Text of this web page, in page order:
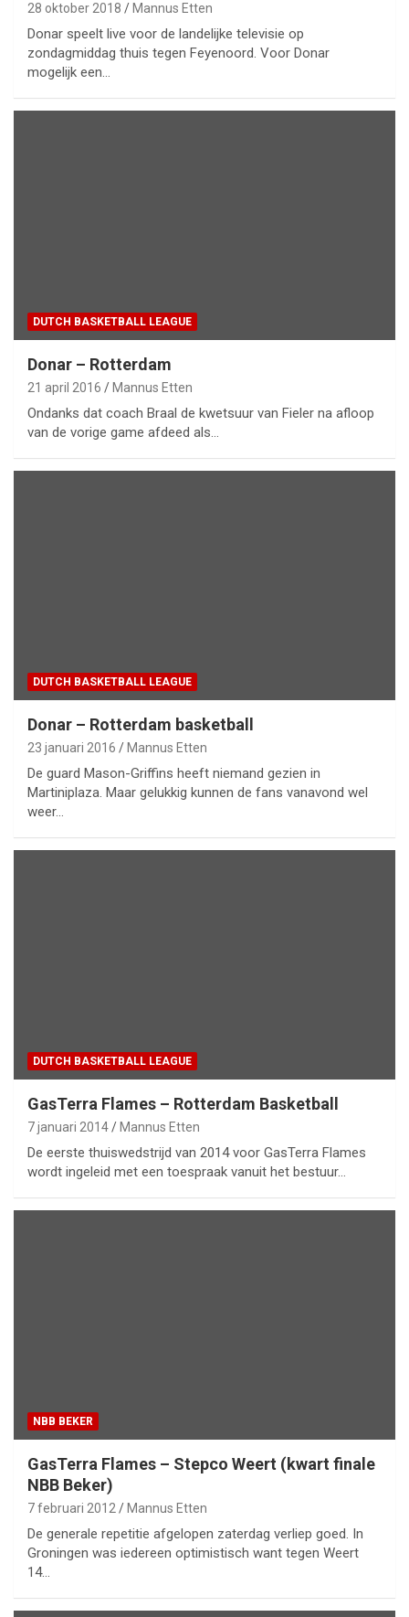
28 oktober 2018 Mannus Etten
Donar speelt live voor de landelijke televisie op
zondagmiddag thuis tegen Feyenoord. Voor Donar
mogelijk een…
DUTCH BASKETBALL LEAGUE
Donar – Rotterdam
21 april 2016 Mannus Etten
Ondanks dat coach Braal de kwetsuur van Fieler na afloop
van de vorige game afdeed als…
DUTCH BASKETBALL LEAGUE
Donar – Rotterdam basketball
23 januari 2016 Mannus Etten
De guard Mason-Griffins heeft niemand gezien in
Martiniplaza. Maar gelukkig kunnen de fans vanavond wel
weer…
DUTCH BASKETBALL LEAGUE
GasTerra Flames – Rotterdam Basketball
7 januari 2014 Mannus Etten
De eerste thuiswedstrijd van 2014 voor GasTerra Flames
wordt ingeleid met een toespraak vanuit het bestuur…
NBB BEKER
GasTerra Flames – Stepco Weert (kwart finale
NBB Beker)
7 februari 2012 Mannus Etten
De generale repetitie afgelopen zaterdag verliep goed. In
Groningen was iedereen optimistisch want tegen Weert
14…